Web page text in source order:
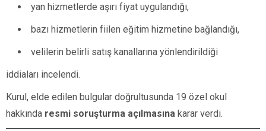
yan hizmetlerde aşırı fiyat uygulandığı,
bazı hizmetlerin fiilen eğitim hizmetine bağlandığı,
velilerin belirli satış kanallarına yönlendirildiği
iddiaları incelendi.
Kurul, elde edilen bulgular doğrultusunda 19 özel okul
hakkında resmi soruşturma açılmasına karar verdi.